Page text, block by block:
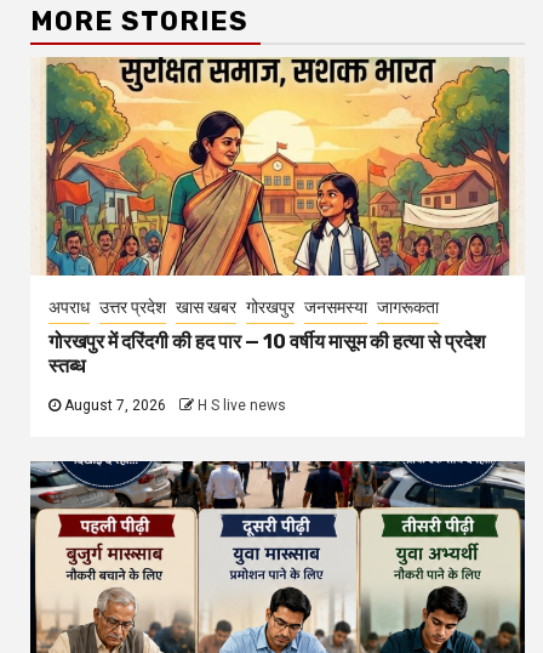
MORE STORIES
अपराध उत्तर प्रदेश खास खबर गोरखपुर जनसमस्या जागरूकता
गोरखपुर में दरिंदगी की हद पार — 10 वर्षीय मासूम की हत्या से प्रदेश
स्तब्ध
August 7, 2026 H S live news